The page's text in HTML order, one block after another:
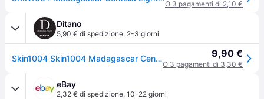
O 3 pagamenti di 2,10 €
Ditano
5,90 € di spedizione, 2-3 giorni
Skin1004 Skin1004 Madagascar Centella Light Cleansing Oil - 30 ML 9,90 €
O 3 pagamenti di 3,30 €
eBay
2,32 € di spedizione, 10-22 giorni